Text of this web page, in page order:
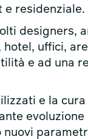
residenziale.
designers,
uffici,
e ad una
e la
evoluzione